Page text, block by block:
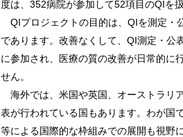
度は、352病院が参加して52項目のQIを
QIプロジェクトの目的は、QIを測定・
であります。改善なくして、QI測定・公
に参加され、医療の質の改善が日常的に
せん。
海外では、米国や英国、オーストラリ
表が行われている国もあります。わが国
等による国際的な枠組みでの展開も視野